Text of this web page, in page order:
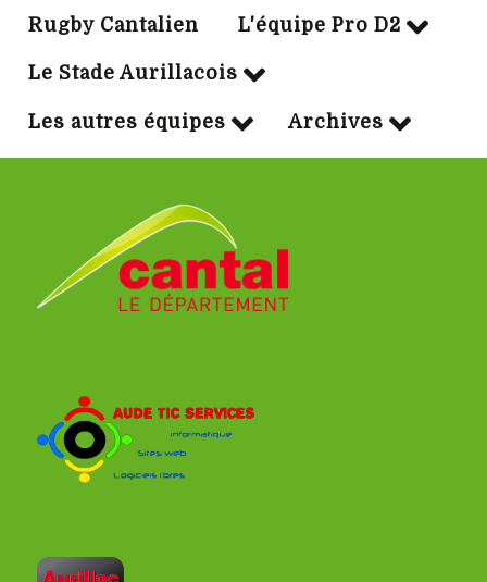
Rugby Cantalien L'équipe Pro D2
Le Stade Aurillacois
Les autres équipes Archives